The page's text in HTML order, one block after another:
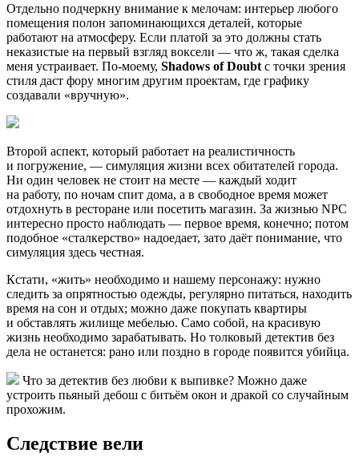
Отдельно подчеркну внимание к мелочам: интерьер любого
помещения полон запоминающихся деталей, которые
работают на атмосферу. Если платой за это должны стать
неказистые на первый взгляд воксели — что ж, такая сделка
меня устраивает. По-моему, Shadows of Doubt с точки зрения
стиля даст фору многим другим проектам, где графику
создавали «вручную».
Второй аспект, который работает на реалистичность
и погружение, — симуляция жизни всех обитателей города.
Ни один человек не стоит на месте — каждый ходит
на работу, по ночам спит дома, а в свободное время может
отдохнуть в ресторане или посетить магазин. За жизнью NPC
интересно просто наблюдать — первое время, конечно; потом
подобное «сталкерство» надоедает, зато даёт понимание, что
симуляция здесь честная.
Кстати, «жить» необходимо и нашему персонажу: нужно
следить за опрятностью одежды, регулярно питаться, находить
время на сон и отдых; можно даже покупать квартиры
и обставлять жилище мебелью. Само собой, на красивую
жизнь необходимо зарабатывать. Но толковый детектив без
дела не останется: рано или поздно в городе появится убийца.
Что за детектив без любви к выпивке? Можно даже
устроить пьяный дебош с битьём окон и дракой со случайным
прохожим.
Следствие вели